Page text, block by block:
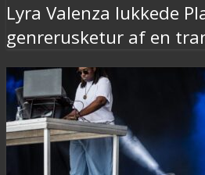
Lyra Valenza lukkede
genrerusketur af en